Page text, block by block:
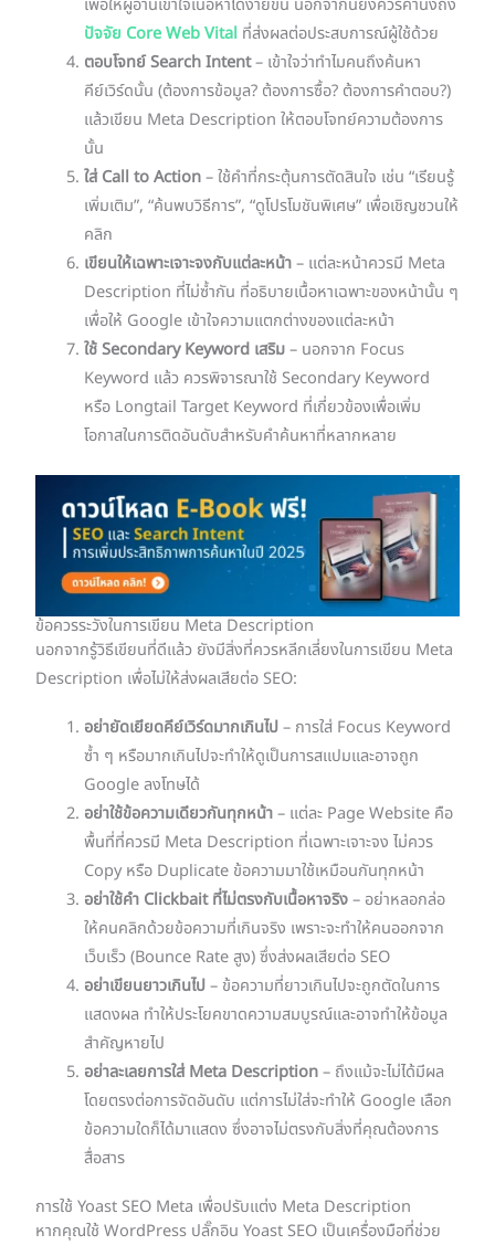
เพื่อให้ผู้อ่านเข้าใจเนื้อหาได้ง่ายขึ้น นอกจากนี้ยังควรคำนึงถึง
ปัจจัย Core Web Vital ที่ส่งผลต่อประสบการณ์ผู้ใช้ด้วย
ตอบโจทย์ Search Intent– เข้าใจว่าทำไมคนถึงค้นหา
คีย์เวิร์ดนั้น (ต้องการข้อมูล? ต้องการซื้อ? ต้องการคำตอบ?)
แล้วเขียน Meta Description ให้ตอบโจทย์ความต้องการ
นั้น
ใส่ Call to Action– ใช้คำที่กระตุ้นการตัดสินใจ เช่น “เรียนรู้
เพิ่มเติม”, “ค้นพบวิธีการ”, “ดูโปรโมชันพิเศษ” เพื่อเชิญชวนให้
คลิก
เขียนให้เฉพาะเจาะจงกับแต่ละหน้า– แต่ละหน้าควรมี Meta
Description ที่ไม่ซ้ำกัน ที่อธิบายเนื้อหาเฉพาะของหน้านั้น ๆ
เพื่อให้ Google เข้าใจความแตกต่างของแต่ละหน้า
ใช้ Secondary Keyword เสริม– นอกจาก Focus
Keyword แล้ว ควรพิจารณาใช้ Secondary Keyword
หรือ Longtail Target Keyword ที่เกี่ยวข้องเพื่อเพิ่ม
โอกาสในการติดอันดับสำหรับคำค้นหาที่หลากหลาย
ข้อควรระวังในการเขียน Meta Description
นอกจากรู้วิธีเขียนที่ดีแล้ว ยังมีสิ่งที่ควรหลีกเลี่ยงในการเขียน Meta
Description เพื่อไม่ให้ส่งผลเสียต่อ SEO:
อย่ายัดเยียดคีย์เวิร์ดมากเกินไป– การใส่ Focus Keyword
ซ้ำ ๆ หรือมากเกินไปจะทำให้ดูเป็นการสแปมและอาจถูก
Google ลงโทษได้
อย่าใช้ข้อความเดียวกันทุกหน้า– แต่ละ Page Website คือ
พื้นที่ที่ควรมี Meta Description ที่เฉพาะเจาะจง ไม่ควร
Copy หรือ Duplicate ข้อความมาใช้เหมือนกันทุกหน้า
อย่าใช้คำ Clickbait ที่ไม่ตรงกับเนื้อหาจริง– อย่าหลอกล่อ
ให้คนคลิกด้วยข้อความที่เกินจริง เพราะจะทำให้คนออกจาก
เว็บเร็ว (Bounce Rate สูง) ซึ่งส่งผลเสียต่อ SEO
อย่าเขียนยาวเกินไป– ข้อความที่ยาวเกินไปจะถูกตัดในการ
แสดงผล ทำให้ประโยคขาดความสมบูรณ์และอาจทำให้ข้อมูล
สำคัญหายไป
อย่าละเลยการใส่ Meta Description– ถึงแม้จะไม่ได้มีผล
โดยตรงต่อการจัดอันดับ แต่การไม่ใส่จะทำให้ Google เลือก
ข้อความใดก็ได้มาแสดง ซึ่งอาจไม่ตรงกับสิ่งที่คุณต้องการ
สื่อสาร
การใช้ Yoast SEO Meta เพื่อปรับแต่ง Meta Description
หากคุณใช้ WordPress ปลั๊กอิน Yoast SEO เป็นเครื่องมือที่ช่วย